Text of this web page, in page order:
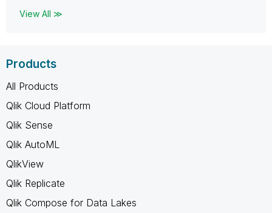
View All ≫
Products
All Products
Qlik Cloud Platform
Qlik Sense
Qlik AutoML
QlikView
Qlik Replicate
Qlik Compose for Data Lakes